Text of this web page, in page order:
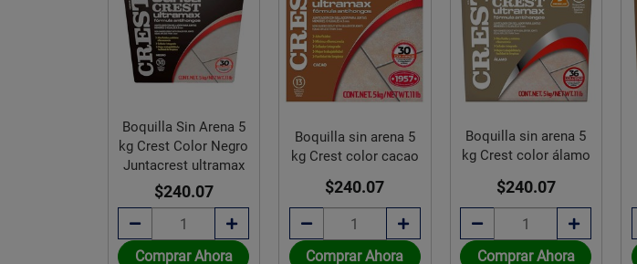
Boquilla Sin Arena 5
kg Crest Color Negro
Juntacrest ultramax
$240.07
Comprar Ahora
Boquilla sin arena 5
kg Crest color cacao
$240.07
Comprar Ahora
Boquilla sin arena 5
kg Crest color álamo
$240.07
Comprar Ahora